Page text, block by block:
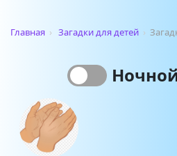
Главная › Загадки для детей ›